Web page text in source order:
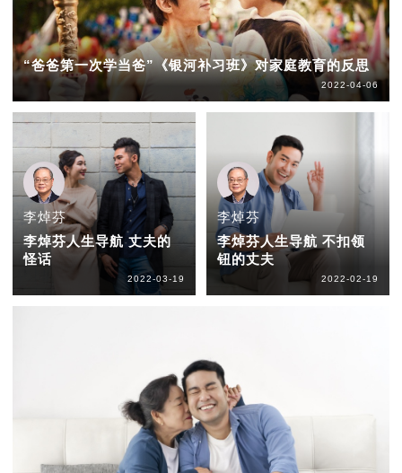
“爸爸第一次学当爸”《银河补习班》对家庭教育的反思
2022-04-06
李焯芬
李焯芬人生导航 丈夫的
怪话
2022-03-19
李焯芬
李焯芬人生导航 不扣领
钮的丈夫
2022-02-19